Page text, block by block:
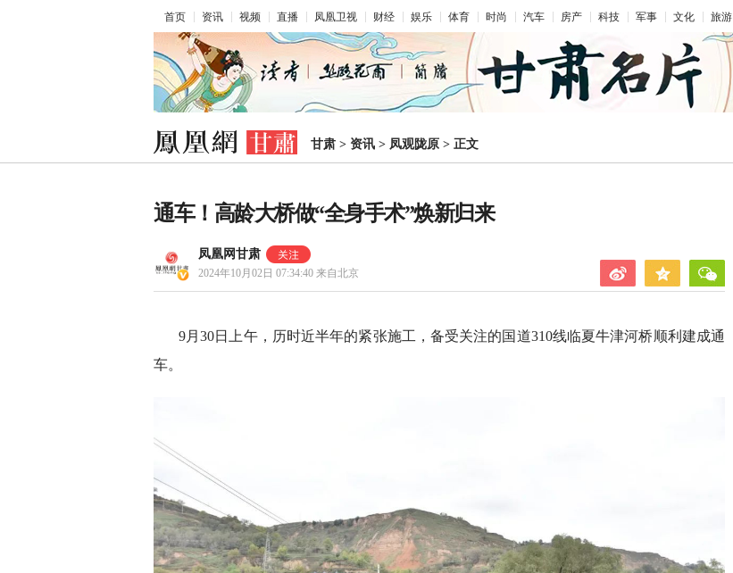
首页 资讯 视频 直播 凤凰卫视 财经 娱乐 体育 时尚 汽车 房产 科技 军事 文化 旅游
甘肃 > 资讯 > 凤观陇原 > 正文
通车！高龄大桥做“全身手术”焕新归来
凤凰网甘肃
2024年10月02日 07:34:40 来自北京
9月30日上午，历时近半年的紧张施工，备受关注的国道310线临夏牛津河桥顺利建成通
车。